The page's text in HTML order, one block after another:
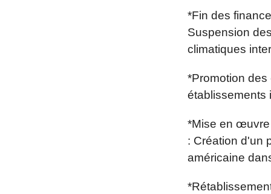
*Fin des
Suspension
climatiques
*Promotion
établissements
*Mise en œuvre
: Création d'un
américaine